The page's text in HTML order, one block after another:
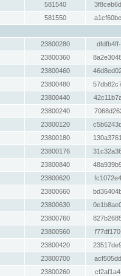
581540
581550
23800280
23800360
23800460
23800480
23800440
23800240
23800120
23800180
23800176
23800840
23800620
23800660
23800630
23800760
23800560
23800420
23800700
23800260